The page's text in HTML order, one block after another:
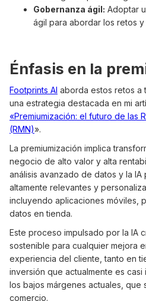
Gobernanza ágil: Adoptar
ágil para abordar los retos
Énfasis en la
Footprints AI aborda estos retos a
una estrategia destacada en mi
«Premiumización: el futuro de las
(RMN)».
La premiumización implica
negocio de alto valor y alta
análisis avanzado de datos y la
altamente relevantes y
incluyendo aplicaciones móviles,
datos en tienda.
Este proceso impulsado por la IA
sostenible para cualquier mejora
experiencia del cliente, tanto en
inversión que actualmente es
los bajos márgenes actuales, que
comercio.